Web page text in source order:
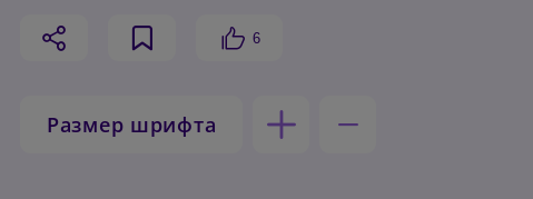
6
Размер шрифта